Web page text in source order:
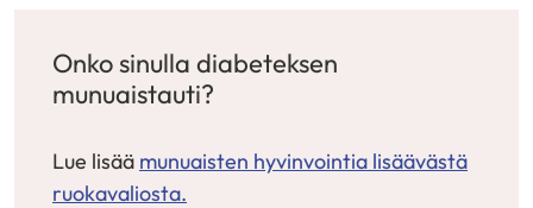
Onko sinulla diabeteksen
munuaistauti?
Lue lisää munuaisten hyvinvointia lisäävästä
ruokavaliosta.